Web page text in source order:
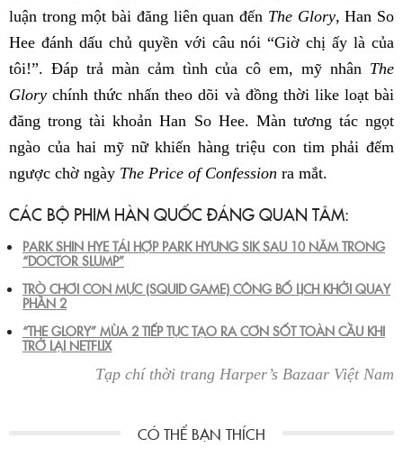
luận trong một bài đăng liên quan đến The Glory, Han So
Hee đánh dấu chủ quyền với câu nói “Giờ chị ấy là của
tôi!”. Đáp trả màn cảm tình của cô em, mỹ nhân The
Glory chính thức nhấn theo dõi và đồng thời like loạt bài
đăng trong tài khoản Han So Hee. Màn tương tác ngọt
ngào của hai mỹ nữ khiến hàng triệu con tim phải đếm
ngược chờ ngày The Price of Confession ra mắt.
CÁC BỘ PHIM HÀN QUỐC ĐÁNG QUAN TÂM:
PARK SHIN HYE TÁI HỢP PARK HYUNG SIK SAU 10 NĂM TRONG
“DOCTOR SLUMP”
TRÒ CHƠI CON MỰC (SQUID GAME) CÔNG BỐ LỊCH KHỞI QUAY
PHẦN 2
“THE GLORY” MÙA 2 TIẾP TỤC TẠO RA CƠN SỐT TOÀN CẦU KHI
TRỞ LẠI NETFLIX
Tạp chí thời trang Harper’s Bazaar Việt Nam